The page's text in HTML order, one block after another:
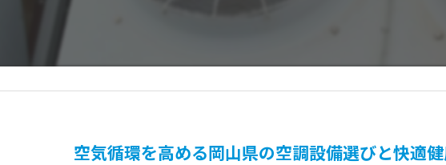
空気循環を高める岡山県の空調設備選びと快適